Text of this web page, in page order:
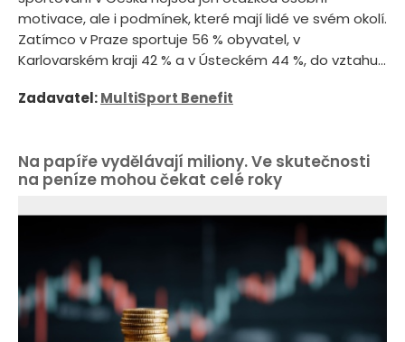
motivace, ale i podmínek, které mají lidé ve svém okolí.
Zatímco v Praze sportuje 56 % obyvatel, v
Karlovarském kraji 42 % a v Ústeckém 44 %, do vztahu...
Zadavatel:MultiSport Benefit
Na papíře vydělávají miliony. Ve skutečnosti
na peníze mohou čekat celé roky